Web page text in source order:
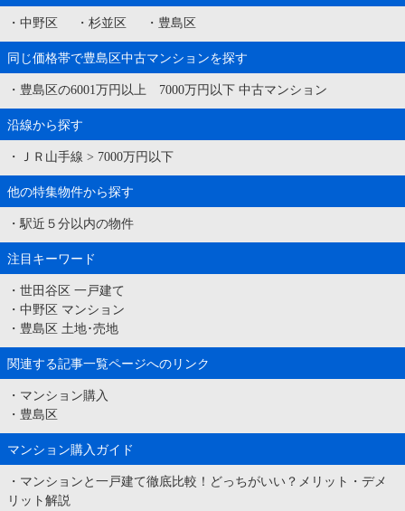
・ 中野区 ・ 杉並区 ・ 豊島区
同じ価格帯で豊島区中古マンションを探す
・ 豊島区の6001万円以上 7000万円以下 中古マンション
沿線から探す
・ ＪＲ山手線 > 7000万円以下
他の特集物件から探す
・ 駅近５分以内の物件
注目キーワード
・ 世田谷区 一戸建て
・ 中野区 マンション
・ 豊島区 土地･売地
関連する記事一覧ページへのリンク
・ マンション購入
・ 豊島区
マンション購入ガイド
・ マンションと一戸建て徹底比較！どっちがいい？メリット・デメ
リット解説